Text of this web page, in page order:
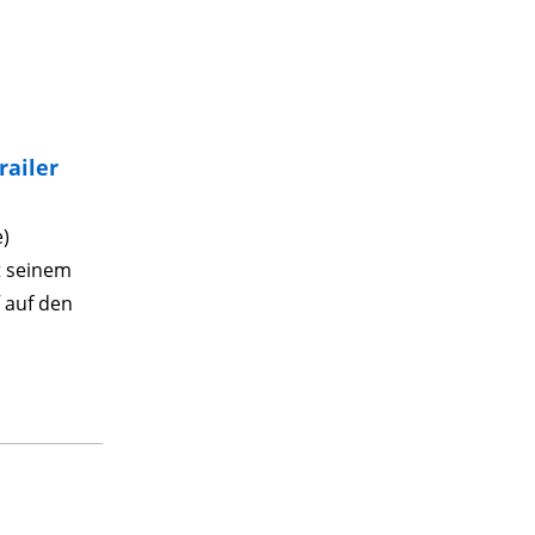
den